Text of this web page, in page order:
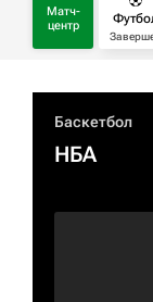
Матч-
центр
Баскетбол
НБА